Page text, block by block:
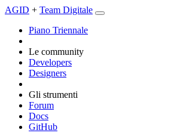
AGID + Team Digitale
Piano Triennale
Le community
Developers
Designers
Gli strumenti
Forum
Docs
GitHub